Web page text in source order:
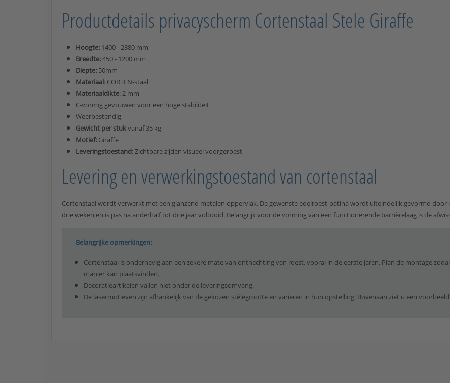
Productdetails privacyscherm Cortenstaal Stele Giraffe
Hoogte: 1400 - 2880 mm
Breedte:450 - 1200 mm
Diepte: 50mm
Materiaal: CORTEN-staal
Materiaaldikte: 2 mm
C-vormig gevouwen voor een hoge stabiliteit
Weerbestendig
Gewicht per stukvanaf 35 kg
Motief: Giraffe
Leveringstoestand:Zichtbare zijden visueel voorgeroest
Levering en verwerkingstoestand van cortenstaal
Cortenstaal wordt verwerkt met een glanzend metalen oppervlak. De gewenste edelroest-patina wordt uiteindelijk gevormd
drie weken en is pas na anderhalf tot drie jaar voltooid. Belangrijk voor de vorming van een functionerende barrièrelaag is de
Belangrijke opmerkingen:
Cortenstaal is onderhevig aan een zekere mate van onthechting van roest, vooral in de eerste jaren. Plan de montage
manier kan plaatsvinden.
Decoratieartikelen vallen niet onder de leveringsomvang.
De lasermotieven zijn afhankelijk van de gekozen stèlegrootte en variëren in hun opstelling. Bovenaan ziet u een